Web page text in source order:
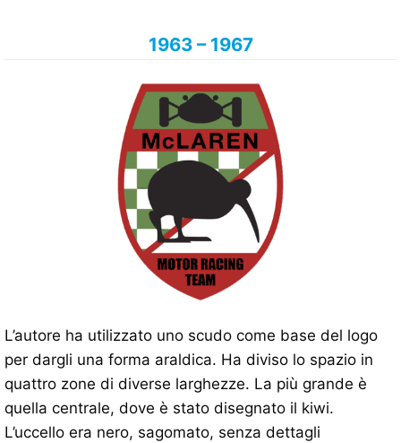
1963 – 1967
L’autore ha utilizzato uno scudo come base del logo
per dargli una forma araldica. Ha diviso lo spazio in
quattro zone di diverse larghezze. La più grande è
quella centrale, dove è stato disegnato il kiwi.
L’uccello era nero, sagomato, senza dettagli